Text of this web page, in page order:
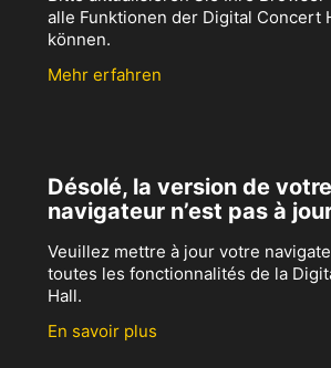
alle Funktionen der Digital Concert
können.
Mehr erfahren
Désolé, la version de votre
navigateur n’est pas à
Veuillez mettre à jour votre
toutes les fonctionnalités de la
Hall.
En savoir plus